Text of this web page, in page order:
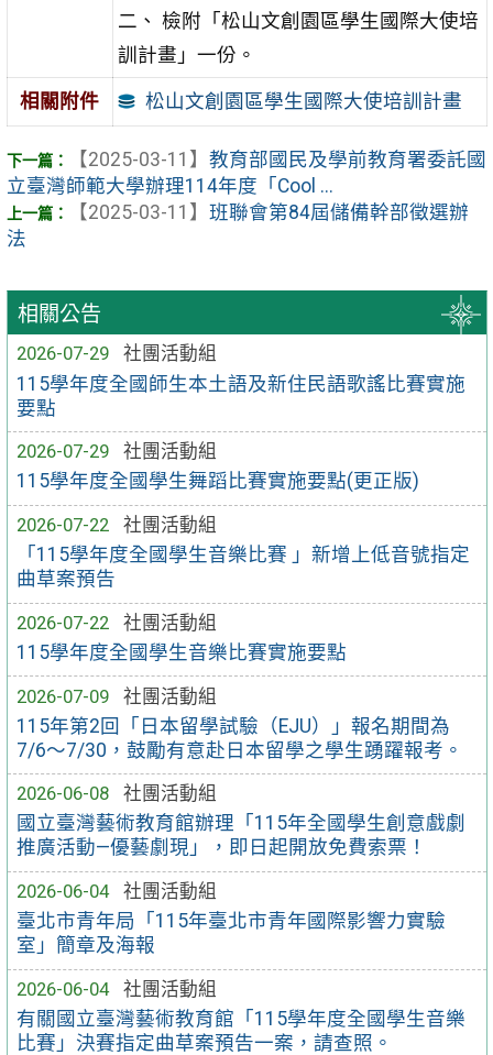
相關公告
2026-07-29
社團活動組
115學年度全國師生本土語及新住民語歌謠比賽實施
要點
2026-07-29
社團活動組
115學年度全國學生舞蹈比賽實施要點(更正版)
2026-07-22
社團活動組
「115學年度全國學生音樂比賽 」新增上低音號指定
曲草案預告
2026-07-22
社團活動組
115學年度全國學生音樂比賽實施要點
2026-07-09
社團活動組
115年第2回「日本留學試驗（EJU）」報名期間為
7/6～7/30，鼓勵有意赴日本留學之學生踴躍報考。
2026-06-08
社團活動組
國立臺灣藝術教育館辦理「115年全國學生創意戲劇
推廣活動—優藝劇現」，即日起開放免費索票！
2026-06-04
社團活動組
臺北市青年局「115年臺北市青年國際影響力實驗
室」簡章及海報
2026-06-04
社團活動組
有關國立臺灣藝術教育館「115學年度全國學生音樂
比賽」決賽指定曲草案預告一案，請查照。
二、 檢附「松山文創園區學生國際大使培
訓計畫」一份。
相關附件 松山文創園區學生國際大使培訓計畫
【2025-03-11】 教育部國民及學前教育署委託國
立臺灣師範大學辦理114年度「Cool ...
【2025-03-11】 班聯會第84屆儲備幹部徵選辦
法